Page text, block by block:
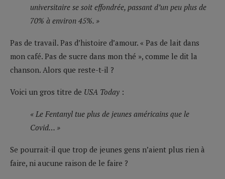
universitaire se soit effondrée, passant d’un peu plus de
70% à environ 45%. »
Pas de travail. Pas d’histoire d’amour. « Pas de lait dans
mon café. Pas de sucre dans mon thé », comme le dit la
chanson. Alors que reste-t-il ?
Voici un gros titre de USA Today :
« Le Fentanyl tue plus de jeunes américains que le
Covid… »
Se pourrait-il que trop de jeunes gens n’aient plus rien à
faire, ni aucune raison de le faire ?